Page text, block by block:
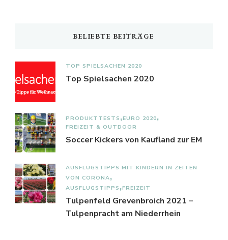
BELIEBTE BEITRÄGE
TOP SPIELSACHEN 2020
Top Spielsachen 2020
PRODUKTTESTS EURO 2020
FREIZEIT & OUTDOOR
Soccer Kickers von Kaufland zur EM
AUSFLUGSTIPPS MIT KINDERN IN ZEITEN
VON CORONA
AUSFLUGSTIPPS FREIZEIT
Tulpenfeld Grevenbroich 2021 –
Tulpenpracht am Niederrhein